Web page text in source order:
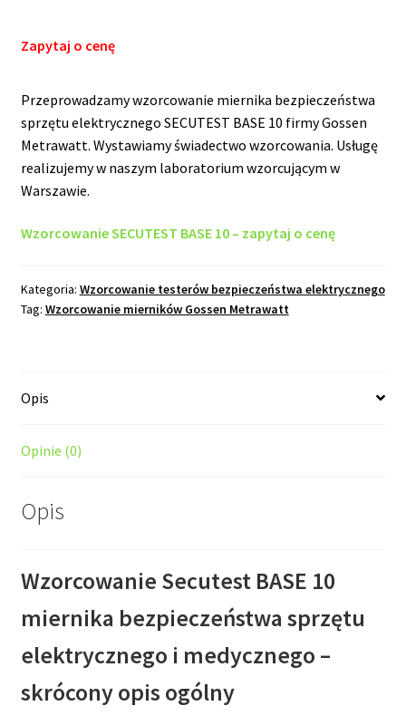
Zapytaj o cenę
Przeprowadzamy wzorcowanie miernika bezpieczeństwa
sprzętu elektrycznego SECUTEST BASE 10 firmy Gossen
Metrawatt. Wystawiamy świadectwo wzorcowania. Usługę
realizujemy w naszym laboratorium wzorcującym w
Warszawie.
Wzorcowanie SECUTEST BASE 10 – zapytaj o cenę
Kategoria: Wzorcowanie testerów bezpieczeństwa elektrycznego
Tag: Wzorcowanie mierników Gossen Metrawatt
Opis
Opinie (0)
Opis
Wzorcowanie Secutest BASE 10
miernika bezpieczeństwa sprzętu
elektrycznego i medycznego –
skrócony opis ogólny